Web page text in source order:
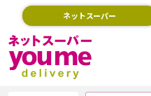
ネットスーパー